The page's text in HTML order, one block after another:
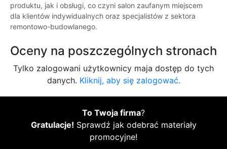
produktu, jak i obsługi, co czyni salon zaufanym miejscem
dla klientów indywidualnych oraz specjalistów z sektora
remontowo-budowlanego.
Oceny na poszczególnych stronach
Tylko zalogowani użytkownicy maja dostęp do tych
danych. Kliknij, aby się zalogować.
To Twoja firma?
Gratulacje! Sprawdź jak odebrać materiały
promocyjne!